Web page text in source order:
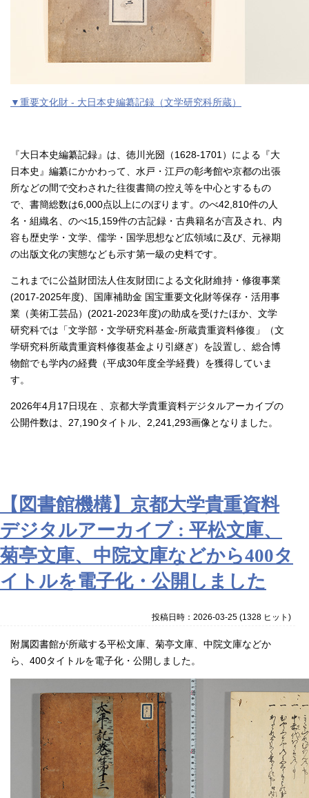
▼重要文化財 - 大日本史編纂記録（文学研究科所蔵）
『大日本史編纂記録』は、徳川光圀（1628-1701）による『大
日本史』編纂にかかわって、水戸・江戸の彰考館や京都の出張
所などの間で交わされた往復書簡の控え等を中心とするもの
で、書簡総数は6,000点以上にのぼります。のべ42,810件の人
名・組織名、のべ15,159件の古記録・古典籍名が言及され、内
容も歴史学・文学、儒学・国学思想など広領域に及び、元禄期
の出版文化の実態なども示す第一級の史料です。
これまでに公益財団法人住友財団による文化財維持・修復事業
(2017-2025年度)、国庫補助金 国宝重要文化財等保存・活用事
業（美術工芸品）(2021-2023年度)の助成を受けたほか、文学
研究科では「文学部・文学研究科基金-所蔵貴重資料修復」（文
学研究科所蔵貴重資料修復基金より引継ぎ）を設置し、総合博
物館でも学内の経費（平成30年度全学経費）を獲得していま
す。
2026年4月17日現在 、京都大学貴重資料デジタルアーカイブの
公開件数は、27,190タイトル、2,241,293画像となりました。
【図書館機構】京都大学貴重資料
デジタルアーカイブ : 平松文庫、
菊亭文庫、中院文庫などから400タ
イトルを電子化・公開しました
投稿日時：2026-03-25(1328 ヒット )
附属図書館が所蔵する平松文庫、菊亭文庫、中院文庫などか
ら、 400タイトルを電子化・公開しました。